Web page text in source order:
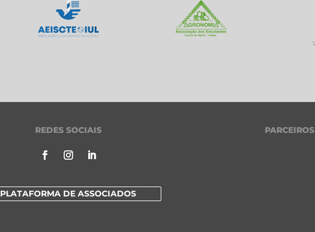
REDES SOCIAIS
PLATAFORMA DE ASSOCIADOS
PARCEIROS